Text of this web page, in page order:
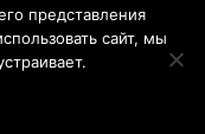
представления
сайт, мы